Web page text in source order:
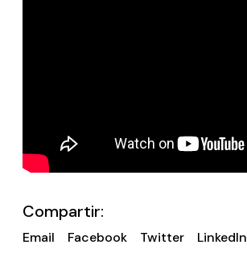
Compartir:
Email Facebook Twitter LinkedIn